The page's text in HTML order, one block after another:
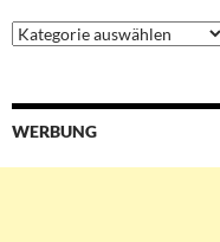
Ressorts
&
WERBUNG